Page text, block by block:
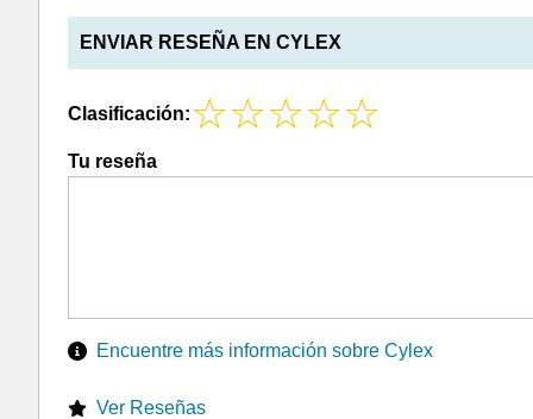
ENVIAR RESEÑA EN CYLEX
Clasificación:
Tu reseña
Encuentre más información sobre Cylex
Ver Reseñas